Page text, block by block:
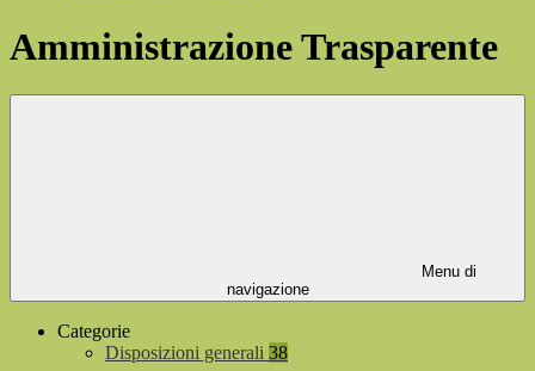
Amministrazione Trasparente
Menu di
navigazione
Categorie
Disposizioni generali 38